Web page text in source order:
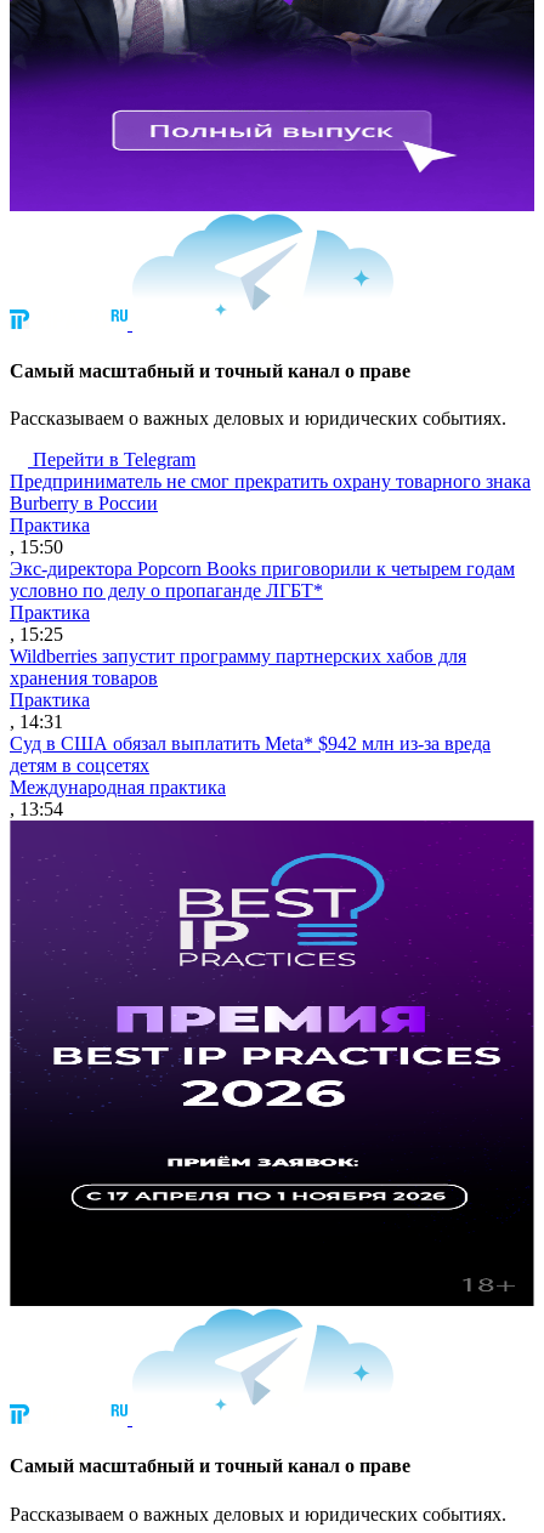
Cамый масштабный и точный канал о праве
Рассказываем о важных деловых и юридических событиях.
Перейти в Telegram
Предприниматель не смог прекратить охрану товарного знака
Burberry в России
Практика
, 15:50
Экс-директора Popcorn Books приговорили к четырем годам
условно по делу о пропаганде ЛГБТ*
Практика
, 15:25
Wildberries запустит программу партнерских хабов для
хранения товаров
Практика
, 14:31
Суд в США обязал выплатить Meta* $942 млн из-за вреда
детям в соцсетях
Международная практика
, 13:54
Cамый масштабный и точный канал о праве
Рассказываем о важных деловых и юридических событиях.